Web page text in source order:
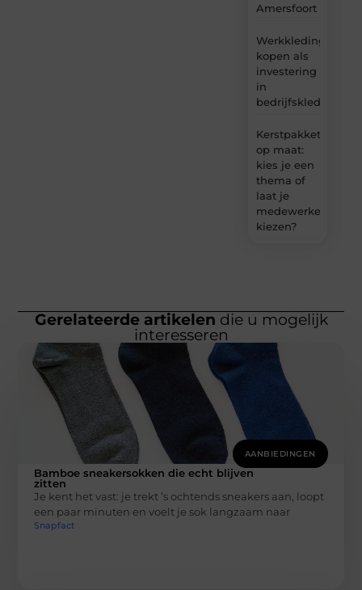
Amersfoort
Werkkleding
kopen als
investering
in
bedrijfskleding
Kerstpakket
op maat:
kies je een
thema of
laat je
medewerkers
kiezen?
Gerelateerde artikelen die u mogelijk
interesseren
AANBIEDINGEN
Bamboe sneakersokken die echt blijven
zitten
Je kent het vast: je trekt ’s ochtends sneakers aan, loopt
een paar minuten en voelt je sok langzaam naar
Snapfact